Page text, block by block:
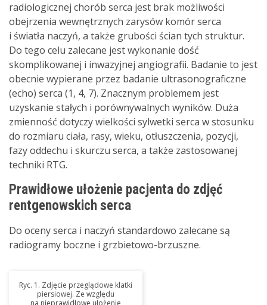
radiologicznej chorób serca jest brak możliwości
obejrzenia wewnętrznych zarysów komór serca
i światła naczyń, a także grubości ścian tych struktur.
Do tego celu zalecane jest wykonanie dość
skomplikowanej i inwazyjnej angiografii. Badanie to jest
obecnie wypierane przez badanie ultrasonograficzne
(echo) serca (1, 4, 7). Znacznym problemem jest
uzyskanie stałych i porównywalnych wyników. Duża
zmienność dotyczy wielkości sylwetki serca w stosunku
do rozmiaru ciała, rasy, wieku, otłuszczenia, pozycji,
fazy oddechu i skurczu serca, a także zastosowanej
techniki RTG.
Prawidłowe ułożenie pacjenta do zdjęć
rentgenowskich serca
Do oceny serca i naczyń standardowo zalecane są
radiogramy boczne i grzbietowo-brzuszne.
Ryc. 1. Zdjęcie przeglądowe klatki
piersiowej. Ze względu
na nieprawidłowe ułożenie